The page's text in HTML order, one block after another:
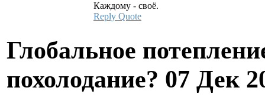
Каждому - своё.
Reply Quote
Глобальное
похолодание? 07 Дек